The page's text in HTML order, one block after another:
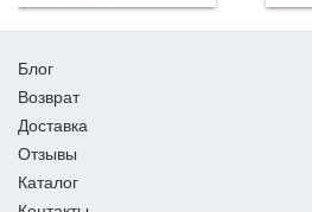
Блог
Возврат
Доставка
Отзывы
Каталог